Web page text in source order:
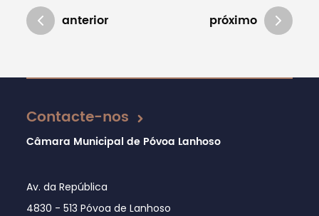
anterior próximo
Atualizado em 21/05/2026
Contacte-nos
Câmara Municipal de Póvoa Lanhoso
Av. da República
4830 - 513 Póvoa de Lanhoso